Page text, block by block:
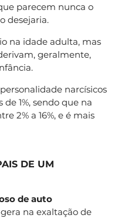
parecem nunca o
desejaria.
na idade adulta, mas
geralmente,
narcísicos
1%, sendo que na
2% a 16%, e é mais
DE UM
de auto
na exaltação de